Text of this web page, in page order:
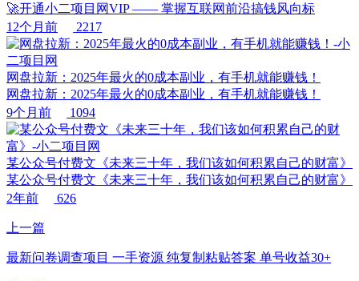
🚀开通小二项目网VIP —— 掌握互联网前沿搞钱风向标
12个月前
2217
网盘拉新：2025年最火的0成本副业，有手机就能赚钱！
网盘拉新：2025年最火的0成本副业，有手机就能赚钱！
9个月前
1094
某公众号付费文《未来三十年，我们该如何积累自己的财富》
某公众号付费文《未来三十年，我们该如何积累自己的财富》
2年前
626
上一篇
最新问卷调查项目 一手资源 纯复制粘贴答案 单号收益30+